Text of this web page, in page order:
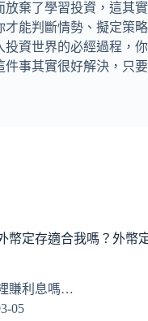
棄了學習投資，這其
能判斷情勢、擬定策
資世界的必經過程，
事其實很好解決，只
幣定存適合我嗎？外幣
賺利息嗎…
05